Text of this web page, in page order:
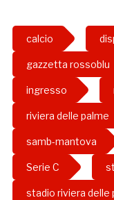
calcio
gazzetta rossoblu
ingresso
riviera delle palme
samb-mantova
Serie C
stadio riviera delle